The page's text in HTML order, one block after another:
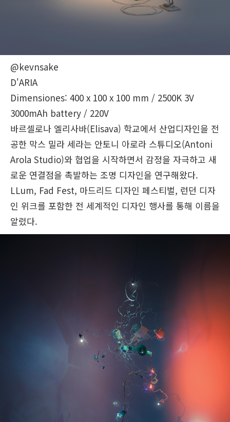
@kevnsake
D'ARIA
Dimensiones: 400 x 100 x 100 mm / 2500K 3V
3000mAh battery / 220V
바르셀로나 엘리사바(Elisava) 학교에서 산업디자인을 전
공한 막스 밀라 세라는 안토니 아로라 스튜디오(Antoni
Arola Studio)와 협업을 시작하면서 감정을 자극하고 새
로운 연결점을 촉발하는 조명 디자인을 연구해왔다.
LLum, Fad Fest, 마드리드 디자인 페스티벌, 런던 디자
인 위크를 포함한 전 세계적인 디자인 행사를 통해 이름을
알렸다.